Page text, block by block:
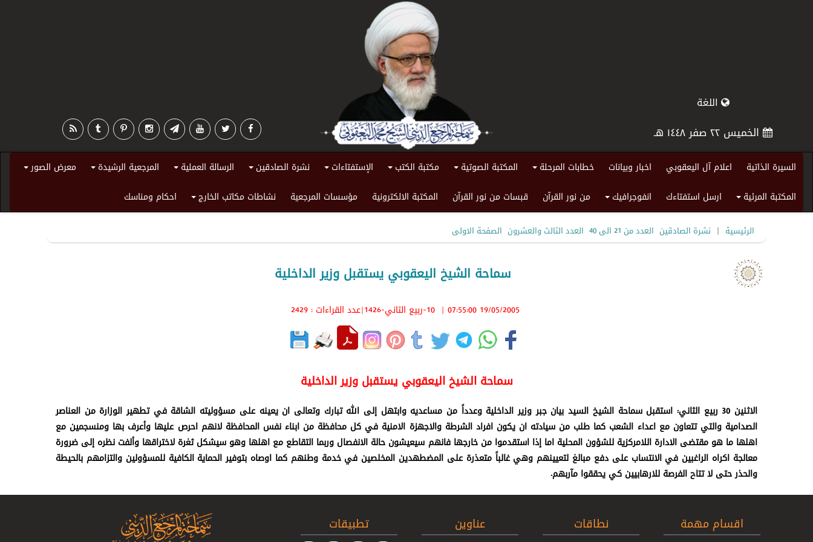
اللغة
الخميس ٢٢ صفر ١٤٤٨ هـ
السيرة الذاتية اعلام آل اليعقوبي اخبار وبيانات خطابات المرحلة المكتبة الصوتية مكتبة الكتب الإستفتاءات نشرة الصادقين الرسالة العملية المرجعية الرشيدة معرض الصور
المكتبة المرئية ارسل استفتاءك انفوجرافيك من نور القرآن قبسات من نور القرآن المكتبة الالكترونية مؤسسات المرجعية نشاطات مكاتب الخارج احكام ومناسك
الرئيسية | نشرة الصادقين العدد من 21 الى 40 العدد الثالث والعشرون الصفحة الاولى
سماحة الشيخ اليعقوبي يستقبل وزير الداخلية
19/05/2005 07:55:00
| 10-ربيع الثاني-1426 |عدد القراءات : 2429
سماحة الشيخ اليعقوبي يستقبل وزير الداخلية
الاثنين 30 ربيع الثاني: استقبل سماحة الشيخ السيد بيان جبر وزير الداخلية وعدداً من مساعديه وابتهل إلى الله تبارك وتعالى ان يعينه على مسؤوليته الشاقة في تطهير الوزارة من العناصر
الصدامية والتي تتعاون مع اعداء الشعب كما طلب من سيادته ان يكون افراد الشرطة والاجهزة الامنية في كل محافظة من ابناء نفس المحافظة لانهم احرص عليها وأعرف بها ومنسجمين مع
اهلها ما هو مقتضى الادارة اللامركزية للشؤون المحلية اما إذا استقدموا من خارجها فانهم سيعيشون حالة الانفصال وربما التقاطع مع اهلها وهو سيشكل ثغرة لاختراقها وألفت نظره إلى ضرورة
معالجة اكراه الراغبين في الانتساب على دفع مبالغ لتعيينهم وهي غالباً متعذرة على المضطهدين المخلصين في خدمة وطنهم كما اوصاه بتوفير الحماية الكافية للمسؤولين والتزامهم بالحيطة
والحذر حتى لا تتاح الفرصة للارهابيين كي يحققوا مآربهم.
اقسام مهمة نطاقات عناوين تطبيقات